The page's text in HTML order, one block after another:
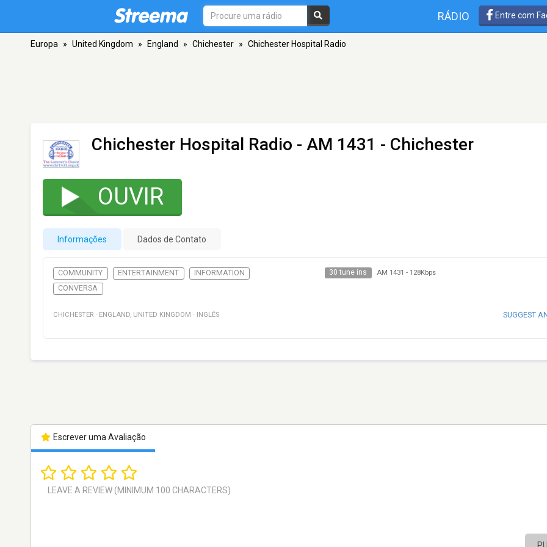
RÁDIO Entre com
Europa » United Kingdom » England » Chichester » Chichester Hospital Radio
Chichester Hospital Radio - AM 1431 - Chichester
OUVIR
Informações Dados de Contato
COMMUNITY ENTERTAINMENT
INFORMATION
CONVERSA
30 tune ins AM 1431 - 128Kbps
CHICHESTER · ENGLAND, UNITED KINGDOM · INGLÊS SUGGEST
Escrever uma Avaliação